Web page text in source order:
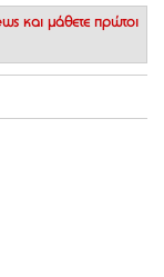
και μάθετε πρώτοι